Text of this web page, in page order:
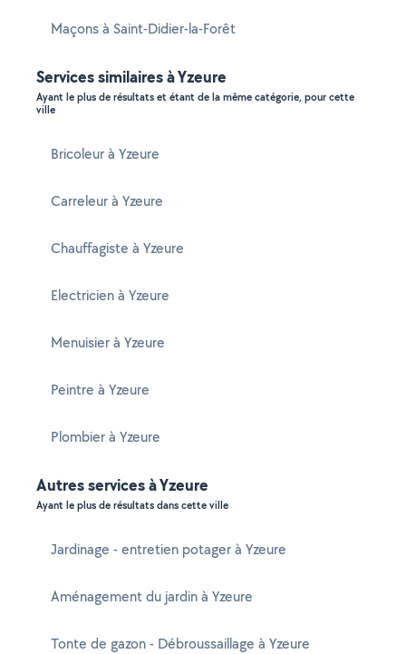
Maçons à Saint-Didier-la-Forêt
Services similaires à Yzeure
Ayant le plus de résultats et étant de la même catégorie, pour cette
ville
Bricoleur à Yzeure
Carreleur à Yzeure
Chauffagiste à Yzeure
Electricien à Yzeure
Menuisier à Yzeure
Peintre à Yzeure
Plombier à Yzeure
Autres services à Yzeure
Ayant le plus de résultats dans cette ville
Jardinage - entretien potager à Yzeure
Aménagement du jardin à Yzeure
Tonte de gazon - Débroussaillage à Yzeure